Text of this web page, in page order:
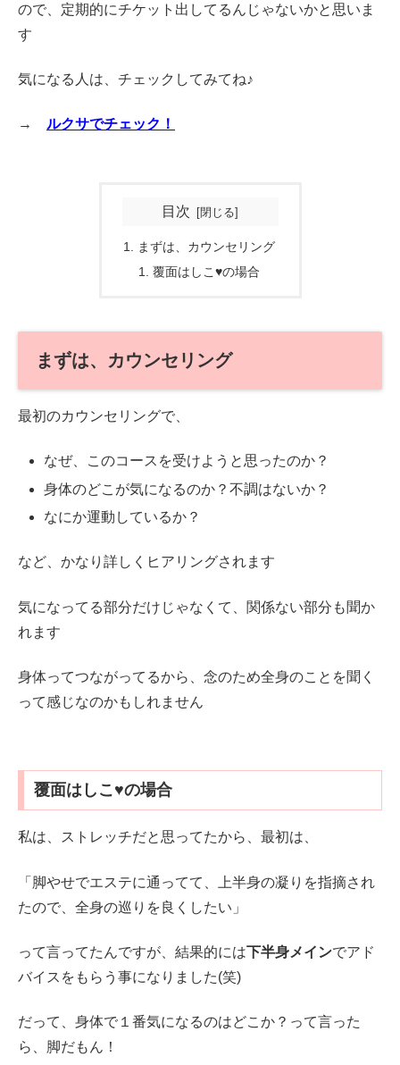
ので、定期的にチケット出してるんじゃないかと思いま
す
気になる人は、チェックしてみてね♪
→ ルクサでチェック！
目次
まずは、カウンセリング
覆面はしこ♥の場合
まずは、カウンセリング
最初のカウンセリングで、
なぜ、このコースを受けようと思ったのか？
身体のどこが気になるのか？不調はないか？
なにか運動しているか？
など、かなり詳しくヒアリングされます
気になってる部分だけじゃなくて、関係ない部分も聞か
れます
身体ってつながってるから、念のため全身のことを聞く
って感じなのかもしれません
覆面はしこ♥の場合
私は、ストレッチだと思ってたから、最初は、
「脚やせでエステに通ってて、上半身の凝りを指摘され
たので、全身の巡りを良くしたい」
って言ってたんですが、結果的には下半身メインでアド
バイスをもらう事になりました(笑)
だって、身体で１番気になるのはどこか？って言った
ら、脚だもん！